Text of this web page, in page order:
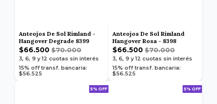
Anteojos De Sol Rimland -
Hangover Degrade 8399
$66.500 $70.000
3, 6, 9 y 12 cuotas sin interés
15% off transf. bancaria:
$56.525
Anteojos De Sol Rimland
Hangover Rosa - 8398
$66.500 $70.000
3, 6, 9 y 12 cuotas sin interés
15% off transf. bancaria:
$56.525
5% OFF 5% OFF